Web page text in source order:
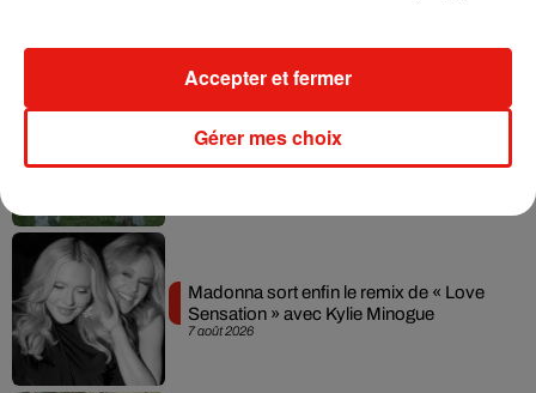
Musique
7 août 2026
Julien Lieb s’essaye à la vie de chatelain
7 août 2026
Madonna sort enfin le remix de « Love
Sensation » avec Kylie Minogue
Gérer mes choix
Accepter et fermer